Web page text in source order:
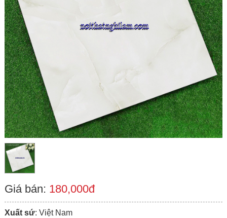
Giá bán: 180,000đ
Xuất sứ: Việt Nam